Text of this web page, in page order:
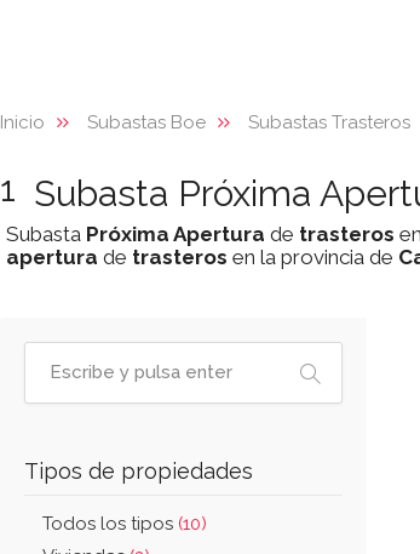
Inicio Subastas Boe Subastas Trasteros
1 Subasta Próxima
Subasta Próxima Apertura de trasteros en
apertura de trasteros en la provincia de
Tipos de propiedades
Todos los tipos (10)